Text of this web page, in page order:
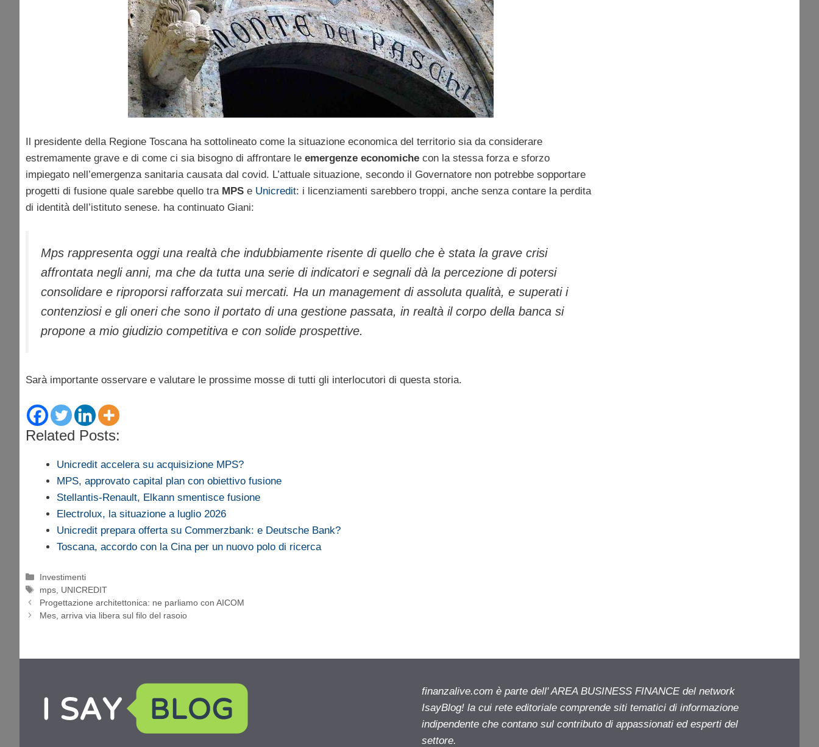
Il presidente della Regione Toscana ha sottolineato come la situazione economica del territorio sia da considerare
estremamente grave e di come ci sia bisogno di affrontare le emergenze economiche con la stessa forza e sforzo
impiegato nell’emergenza sanitaria causata dal covid. L’attuale situazione, secondo il Governatore non potrebbe sopportare
progetti di fusione quale sarebbe quello tra MPS e Unicredit: i licenziamenti sarebbero troppi, anche senza contare la perdita
di identità dell’istituto senese. ha continuato Giani:
Mps rappresenta oggi una realtà che indubbiamente risente di quello che è stata la grave crisi
affrontata negli anni, ma che da tutta una serie di indicatori e segnali dà la percezione di potersi
consolidare e riproporsi rafforzata sui mercati. Ha un management di assoluta qualità, e superati i
contenziosi e gli oneri che sono il portato di una gestione passata, in realtà il corpo della banca si
propone a mio giudizio competitiva e con solide prospettive.
Sarà importante osservare e valutare le prossime mosse di tutti gli interlocutori di questa storia.
Related Posts:
Unicredit accelera su acquisizione MPS?
MPS, approvato capital plan con obiettivo fusione
Stellantis-Renault, Elkann smentisce fusione
Electrolux, la situazione a luglio 2026
Unicredit prepara offerta su Commerzbank: e Deutsche Bank?
Toscana, accordo con la Cina per un nuovo polo di ricerca
Categorie
Investimenti
Tag
mps UNICREDIT
Progettazione architettonica: ne parliamo con AICOM
Mes, arriva via libera sul filo del rasoio
finanzalive.com è parte dell' AREA BUSINESS FINANCE del network
IsayBlog! la cui rete editoriale comprende siti tematici di informazione
indipendente che contano sul contributo di appassionati ed esperti del
settore.